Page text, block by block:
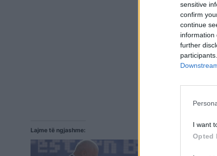
sensitive
confirm
continue
information
further
I want
Opted
Lajme të ngjashme: